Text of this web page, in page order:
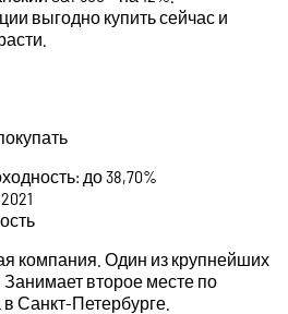
выгодно купить сейчас и
до 38,70%
компания. Один из крупнейших
второе месте по
Санкт-Петербурге.